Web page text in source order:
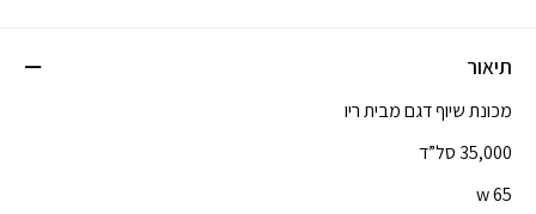
תיאור
מכונת שיוף דגם מבית ריו
35,000 סל”ד
65 w